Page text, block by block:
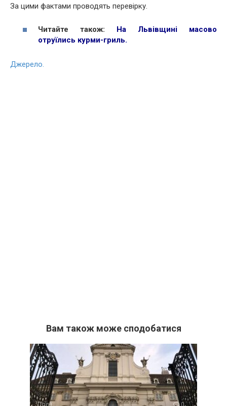
За цими фактами проводять перевірку.
Читайте також: На Львівщині масово
отруїлись курми-гриль.
Джерело.
Вам також може сподобатися
Події 0